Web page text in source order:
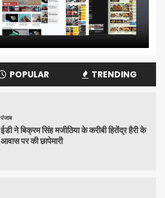
POPULAR TRENDING
पंजाब
ईडी ने बिक्रम सिंह मजीठिया के करीबी हितेंद्र हैरी के
आवास पर की छापेमारी